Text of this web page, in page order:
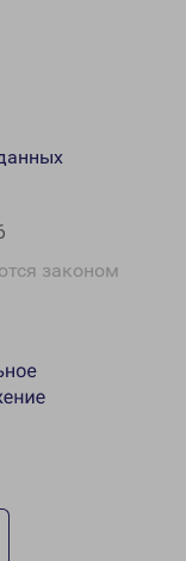
законом